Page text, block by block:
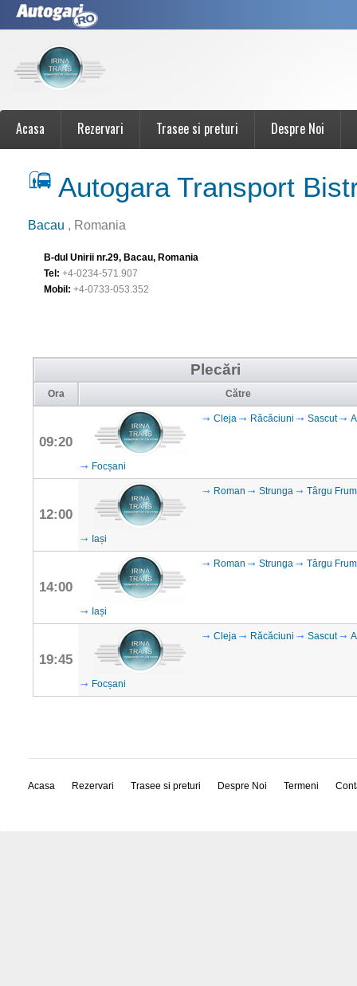
Acasa Rezervari Trasee si preturi Despre Noi
Autogara Transport
Bacau , Romania
B-dul Unirii nr.29, Bacau, Romania
Tel: +4-0234-571.907
Mobil: +4-0733-053.352
Plecări
Ora Către
09:20
Cleja Răcăciuni Sascut
Focșani
12:00
Roman Strunga Târgu
Iași
14:00
Roman Strunga Târgu
Iași
19:45
Cleja Răcăciuni Sascut
Focșani
Acasa Rezervari Trasee si preturi Despre Noi Termeni